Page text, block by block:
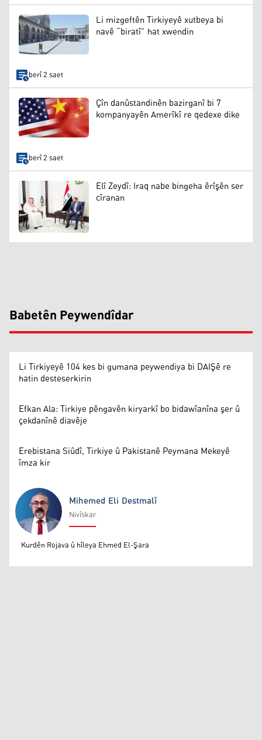
Li mizgeftên Tirkiyeyê xutbeya bi
navê “biratî” hat xwendin
berî 2 saet
Çîn danûstandinên bazirganî bi 7
kompanyayên Amerîkî re qedexe dike
berî 2 saet
Elî Zeydî: Iraq nabe bingeha êrîşên ser
cîranan
Babetên Peywendîdar
Li Tirkiyeyê 104 kes bi gumana peywendiya bi DAIŞê re
hatin desteserkirin
Efkan Ala: Tirkiye pêngavên kiryarkî bo bidawîanîna şer û
çekdanînê diavêje
Erebistana Siûdî, Tirkiye û Pakistanê Peymana Mekeyê
îmza kir
Mihemed Eli Destmalî
Mihemed Eli Destmalî
Nivîskar
Kurdên Rojava û hîleya Ehmed El-Şara